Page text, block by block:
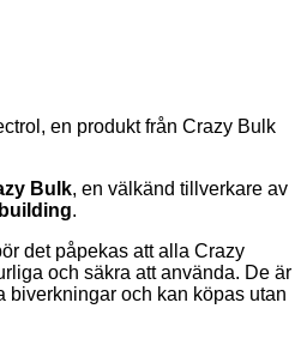
en produkt från Crazy Bulk
Bulk, en välkänd tillverkare av
.
det påpekas att alla Crazy
och säkra att använda. De är
biverkningar och kan köpas utan